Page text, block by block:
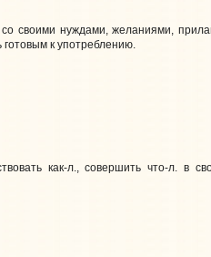
своими нуждами, желаниями,
к употреблению.
как‑л., совершить что‑л. в